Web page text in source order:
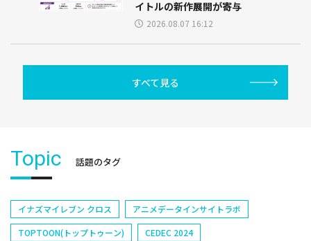
イトルの新作展開が寄与
2026.08.07 16:12
すべて見る
Topic 話題のタグ
イナズマイレブン クロス
アニメデータインサイトラボ
TOPTOON(トップトゥーン)
CEDEC 2024